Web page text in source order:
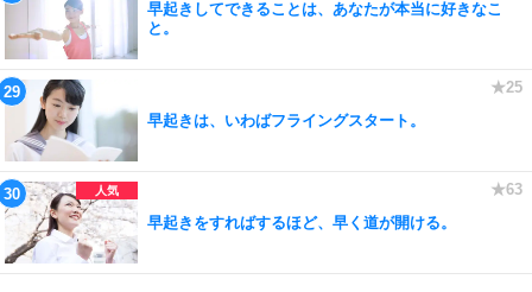
早起きしてできることは、あなたが本当に好きなこ
と。
早起きは、いわばフライングスタート。
早起きをすればするほど、早く道が開ける。